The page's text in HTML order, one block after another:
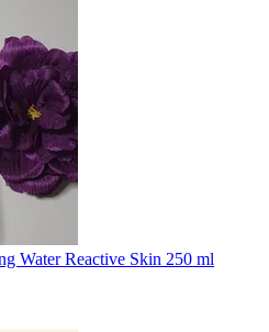
Water Reactive Skin 250 ml